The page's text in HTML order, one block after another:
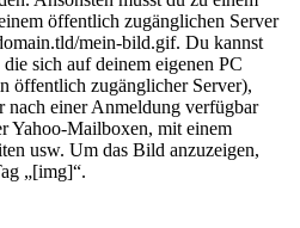
öffentlich zugänglichen Server
mein-bild.gif. Du kannst
sich auf deinem eigenen PC
öffentlich zugänglicher Server),
nach einer Anmeldung verfügbar
Yahoo-Mailboxen, mit einem
usw. Um das Bild anzuzeigen,
„[img]“.